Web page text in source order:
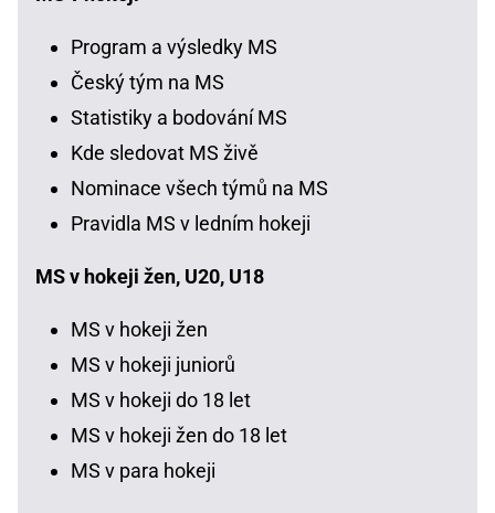
Program a výsledky MS
Český tým na MS
Statistiky a bodování MS
Kde sledovat MS živě
Nominace všech týmů na MS
Pravidla MS v ledním hokeji
MS v hokeji žen, U20, U18
MS v hokeji žen
MS v hokeji juniorů
MS v hokeji do 18 let
MS v hokeji žen do 18 let
MS v para hokeji